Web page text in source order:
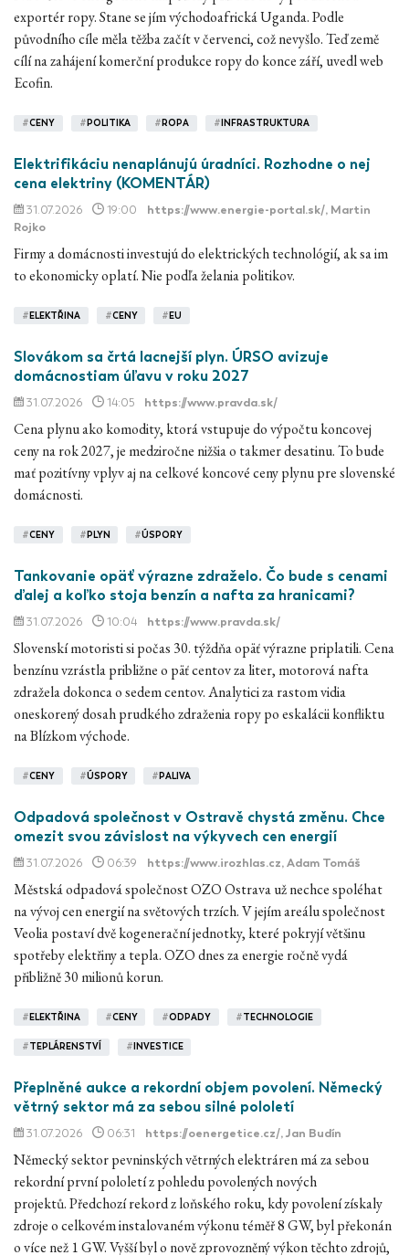
exportér ropy. Stane se jím východoafrická Uganda. Podle
původního cíle měla těžba začít v červenci, což nevyšlo. Teď země
cílí na zahájení komerční produkce ropy do konce září, uvedl web
Ecofin.
#CENY # POLITIKA # ROPA # INFRASTRUKTURA
Elektrifikáciu nenaplánujú úradníci. Rozhodne o nej
cena elektriny (KOMENTÁR)
31.07.2026 19:00 https://www.energie-portal.sk/, Martin
Rojko
Firmy a domácnosti investujú do elektrických technológií, ak sa im
to ekonomicky oplatí. Nie podľa želania politikov.
# ELEKTŘINA #CENY # EU
Slovákom sa črtá lacnejší plyn. ÚRSO avizuje
domácnostiam úľavu v roku 2027
31.07.2026 14:05 https://www.pravda.sk/
Cena plynu ako komodity, ktorá vstupuje do výpočtu koncovej
ceny na rok 2027, je medziročne nižšia o takmer desatinu. To bude
mať pozitívny vplyv aj na celkové koncové ceny plynu pre slovenské
domácnosti.
#CENY # PLYN #ÚSPORY
Tankovanie opäť výrazne zdraželo. Čo bude s cenami
ďalej a koľko stoja benzín a nafta za hranicami?
31.07.2026 10:04 https://www.pravda.sk/
Slovenskí motoristi si počas 30. týždňa opäť výrazne priplatili. Cena
benzínu vzrástla približne o päť centov za liter, motorová nafta
zdražela dokonca o sedem centov. Analytici za rastom vidia
oneskorený dosah prudkého zdraženia ropy po eskalácii konfliktu
na Blízkom východe.
#CENY #ÚSPORY # PALIVA
Odpadová společnost v Ostravě chystá změnu. Chce
omezit svou závislost na výkyvech cen energií
31.07.2026 06:39 https://www.irozhlas.cz, Adam Tomáš
Městská odpadová společnost OZO Ostrava už nechce spoléhat
na vývoj cen energií na světových trzích. V jejím areálu společnost
Veolia postaví dvě kogenerační jednotky, které pokryjí většinu
spotřeby elektřiny a tepla. OZO dnes za energie ročně vydá
přibližně 30 milionů korun.
# ELEKTŘINA #CENY #ODPADY #TECHNOLOGIE
#TEPLÁRENSTVÍ # INVESTICE
Přeplněné aukce a rekordní objem povolení. Německý
větrný sektor má za sebou silné pololetí
31.07.2026 06:31 https://oenergetice.cz/, Jan Budín
Německý sektor pevninských větrných elektráren má za sebou
rekordní první pololetí z pohledu povolených nových
projektů. Předchozí rekord z loňského roku, kdy povolení získaly
zdroje o celkovém instalovaném výkonu téměř 8 GW, byl překonán
o více než 1 GW. Vyšší byl o nově zprovozněný výkon těchto zdrojů,